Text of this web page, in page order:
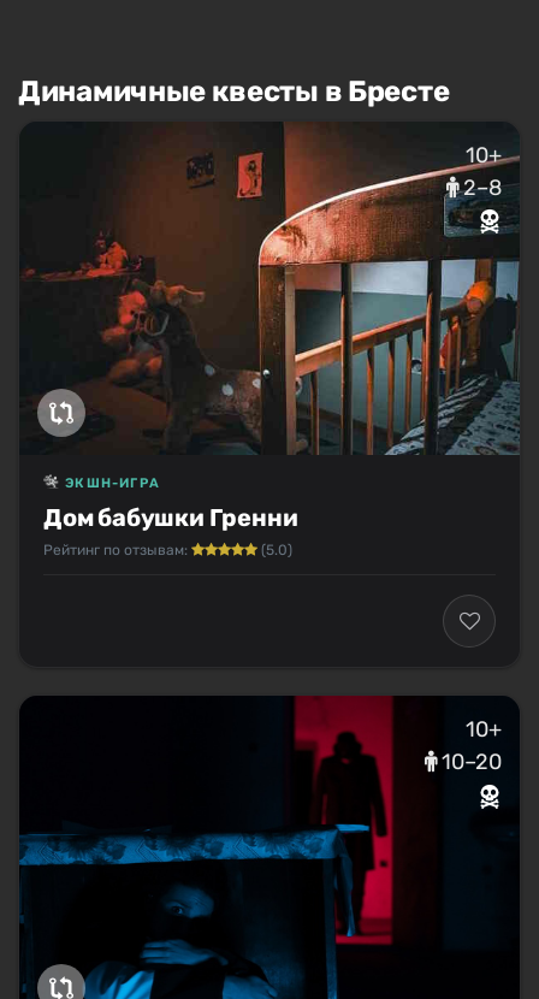
Динамичные квесты в Бресте
10+
2–8
Дом бабушки Гренни
ЭКШН-ИГРА
Рейтинг по отзывам: (5.0)
10+
10–20